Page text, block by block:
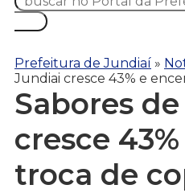
Prefeitura de Jundiaí »
Jundiai cresce 43% e
Sabores
cresce
troca de